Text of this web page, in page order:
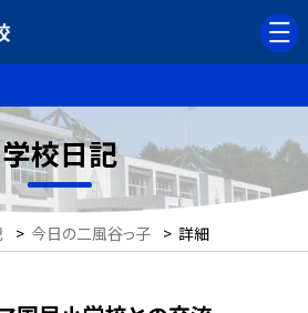
学校日記
> 今日の二風谷っ子 > 詳細